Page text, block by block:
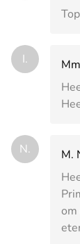
I.
N.
M.
om